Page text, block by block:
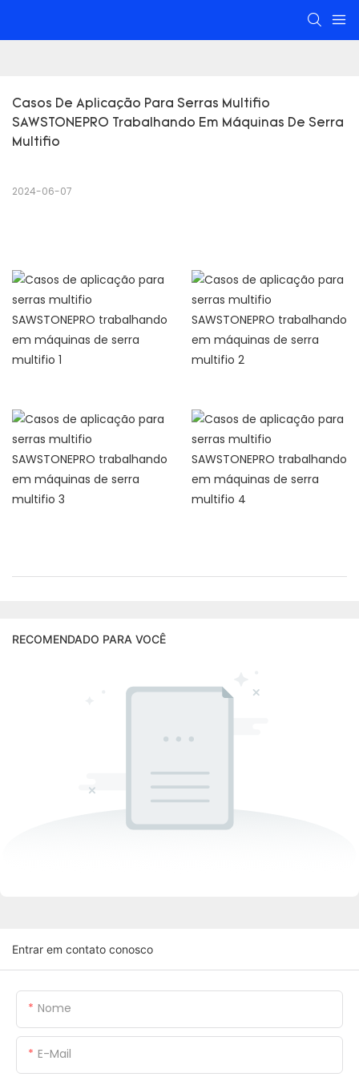
Casos De Aplicação Para Serras Multifio
SAWSTONEPRO Trabalhando Em Máquinas De Serra
Multifio
2024-06-07
RECOMENDADO PARA VOCÊ
Entrar em contato conosco
Nome
E-Mail